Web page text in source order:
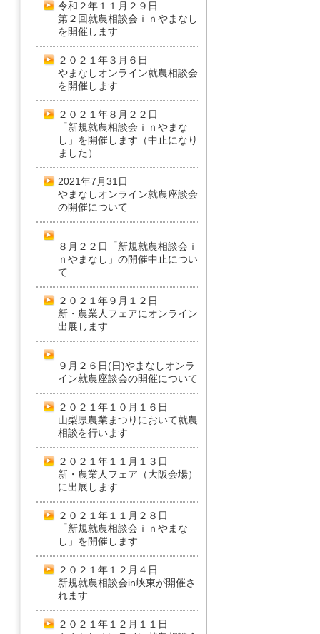
令和２年１１月２９日
第２回就農相談会ｉｎやまなし
を開催します
２０２１年３月６日
やまなしオンライン就農相談会
を開催します
２０２１年８月２２日
「新規就農相談会ｉｎやまな
し」を開催します（中止になり
ました）
2021年7月31日
やまなしオンライン就農座談会
の開催について
８月２２日「新規就農相談会ｉ
ｎやまなし」の開催中止につい
て
２０２１年９月１２日
新・農業人フェアにオンライン
出展します
９月２６日(日)やまなしオンラ
イン就農座談会の開催について
２０２１年１０月１６日
山梨県農業まつりにおいて就農
相談を行います
２０２１年１１月１３日
新・農業人フェア（大阪会場）
に出展します
２０２１年１１月２８日
「新規就農相談会ｉｎやまな
し」を開催します
２０２１年１２月４日
新規就農相談会in峡東が開催さ
れます
２０２１年１２月１１日